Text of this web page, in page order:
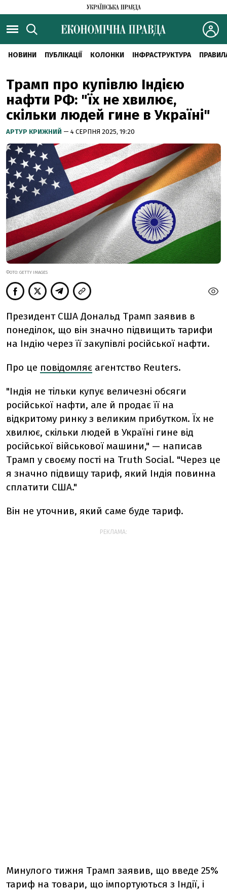
НОВИНИ ПУБЛІКАЦІЇ КОЛОНКИ ІНФРАСТРУКТУРА
Трамп про купівлю Індією
нафти РФ: "їх не хвилює,
скільки людей гине в Україні"
АРТУР КРИЖНИЙ — 4 СЕРПНЯ 2025, 19:20
ФОТО: GETTY IMAGES
Президент США Дональд Трамп заявив в
понеділок, що він значно підвищить тарифи
на Індію через її закупівлі російської нафти.
Про це повідомляє агентство Reuters.
"Індія не тільки купує величезні обсяги
російської нафти, але й продає її на
відкритому ринку з великим прибутком. Їх не
хвилює, скільки людей в Україні гине від
російської військової машини," — написав
Трамп у своєму пості на Truth Social. "Через це
я значно підвищу тариф, який Індія повинна
сплатити США."
Він не уточнив, який саме буде тариф.
РЕКЛАМА:
Минулого тижня Трамп заявив, що введе 25%
тариф на товари, що імпортуються з Індії, і